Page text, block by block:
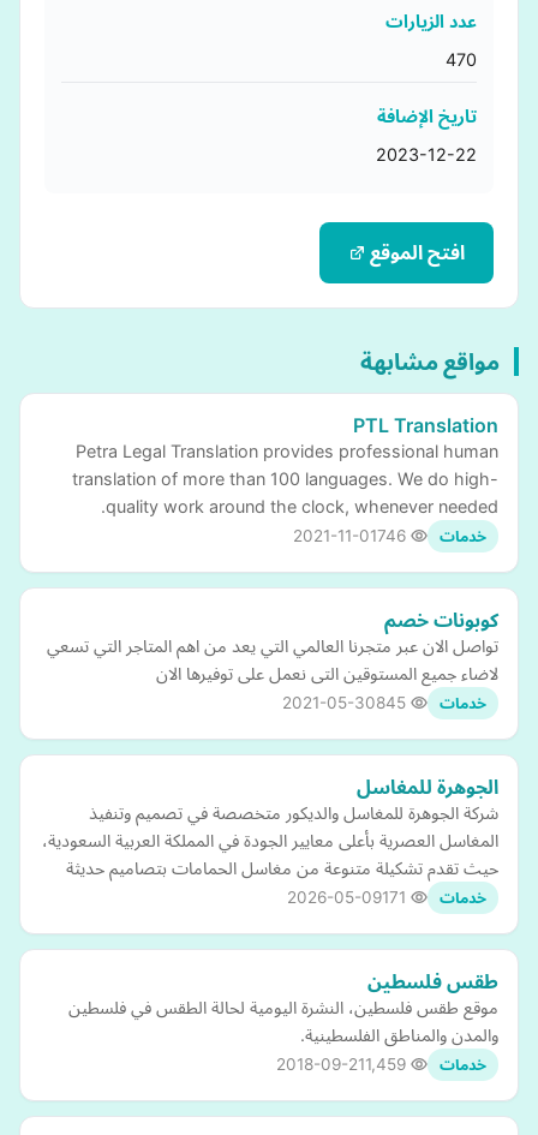
عدد الزيارات
470
تاريخ الإضافة
2023-12-22
افتح الموقع
مواقع مشابهة
PTL Translation
Petra Legal Translation provides professional human
translation of more than 100 languages. We do high-
quality work around the clock, whenever needed.
خدمات 2021-11-01
كوبونات خصم
تواصل الان عبر متجرنا العالمي التي يعد من اهم المتاجر التي تسعي
لاضاء جميع المستوقين التى نعمل على توفيرها الان
خدمات 2021-05-30
الجوهرة للمغاسل
شركة الجوهرة للمغاسل والديكور متخصصة في تصميم وتنفيذ
المغاسل العصرية بأعلى معايير الجودة في المملكة العربية السعودية،
حيث تقدم تشكيلة متنوعة من مغاسل الحمامات بتصاميم حديثة
خدمات 2026-05-09
طقس فلسطين
موقع طقس فلسطين، النشرة اليومية لحالة الطقس في فلسطين
والمدن والمناطق الفلسطينية.
خدمات 2018-09-21